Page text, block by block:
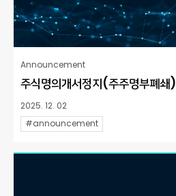
Announcement
주식명의개서정지(주주명부폐쇄)
2025. 12. 02
#announcement